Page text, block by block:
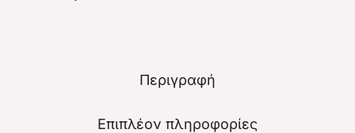
Περιγραφή
Επιπλέον πληροφορίες